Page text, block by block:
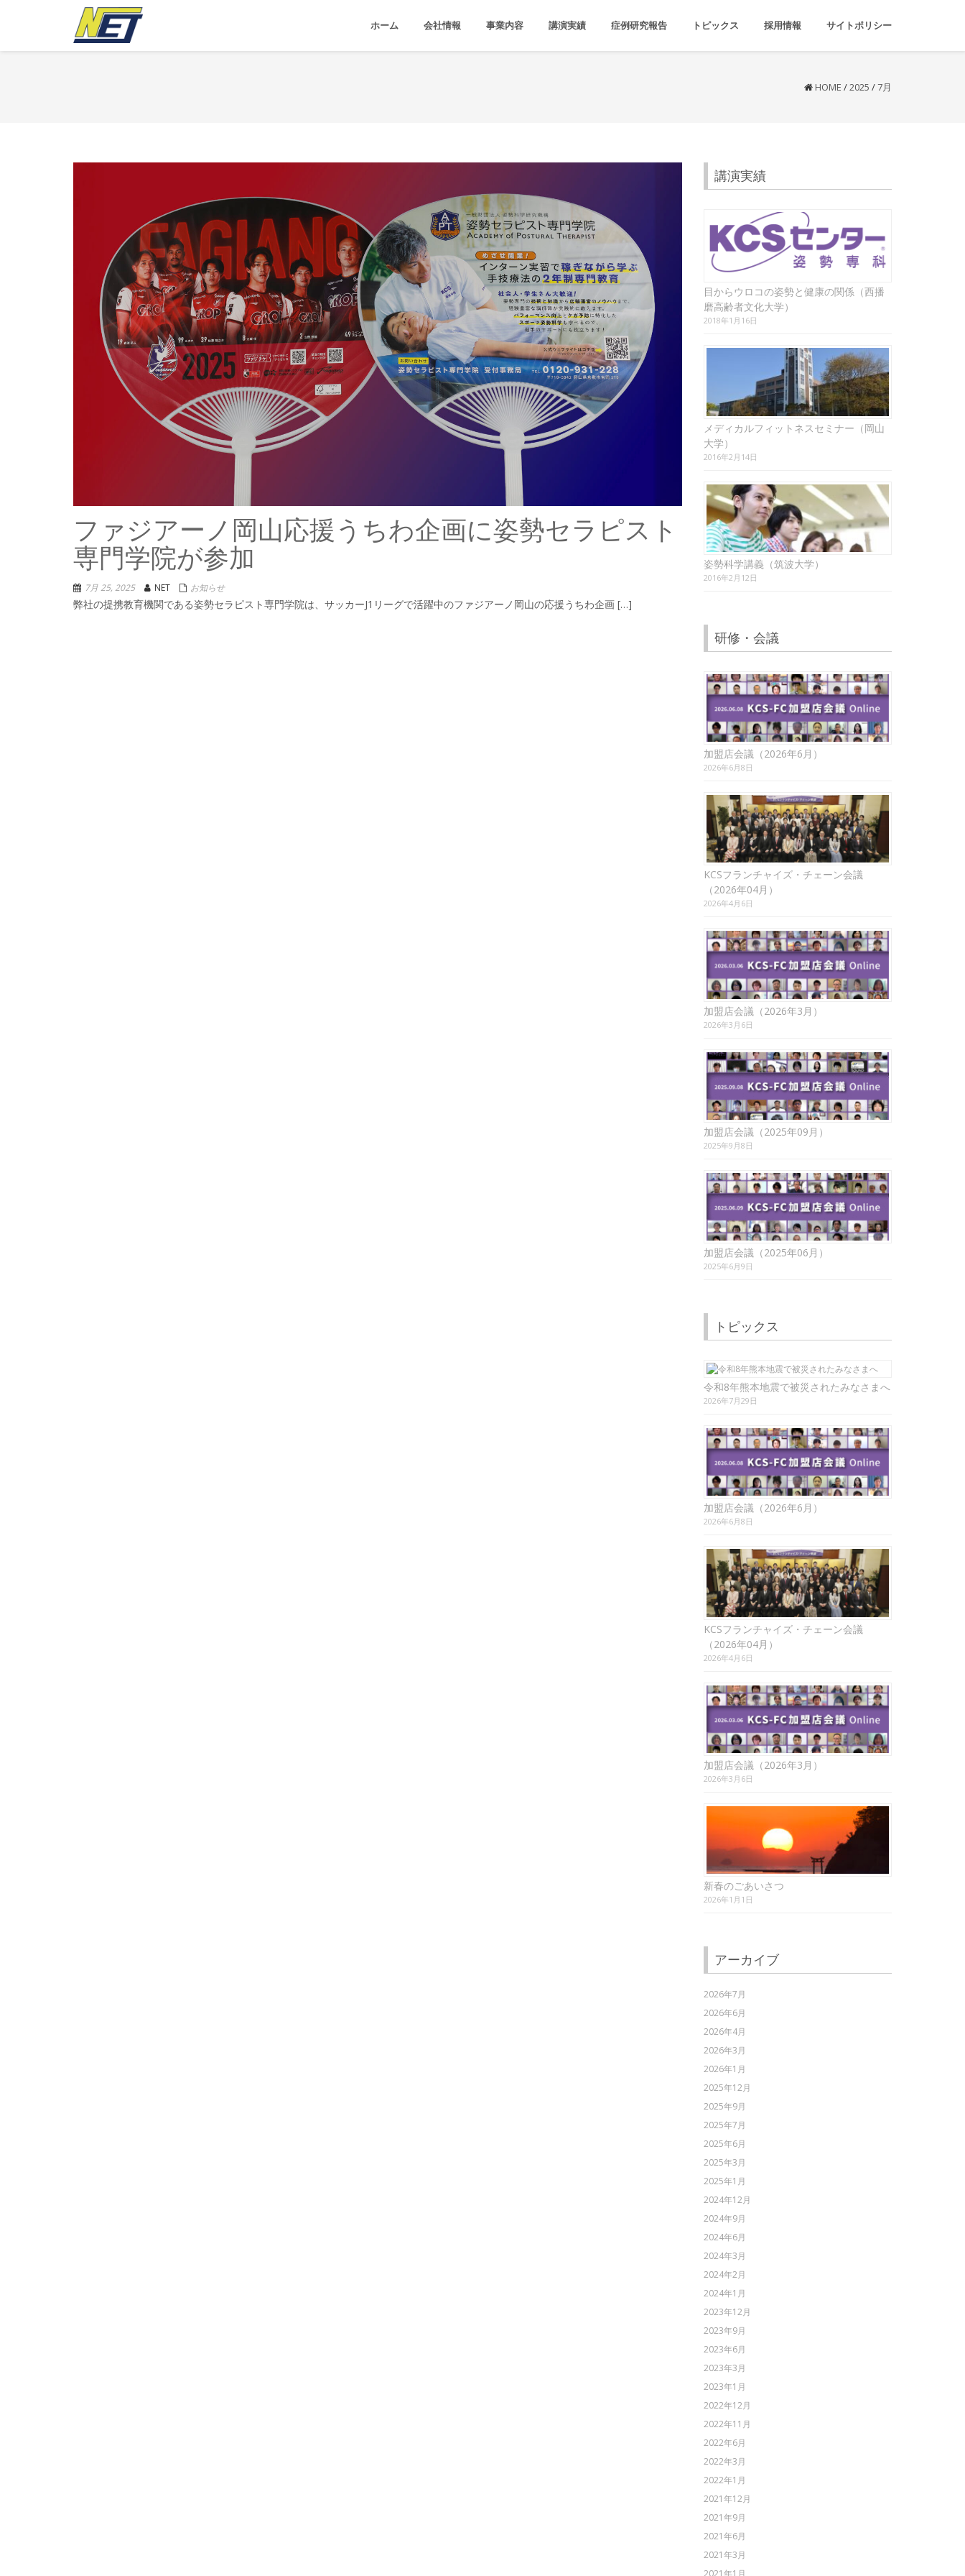
ホーム 会社情報 事業内容 講演実績 症例研究報告 トピックス 採用情報 サイトポリシー
HOME /2025 /7月
ファジアーノ岡山応援うちわ企画に姿勢セラピスト
専門学院が参加
7月 25, 2025 NET お知らせ
弊社の提携教育機関である姿勢セラピスト専門学院は、サッカーJ1リーグで活躍中のファジアーノ岡山の応援うちわ企画 […]
講演実績
目からウロコの姿勢と健康の関係（西播
磨高齢者文化大学）
2018年1月16日
メディカルフィットネスセミナー（岡山
大学）
2016年2月14日
姿勢科学講義（筑波大学）
2016年2月12日
研修・会議
加盟店会議（2026年6月）
2026年6月8日
KCSフランチャイズ・チェーン会議
（2026年04月）
2026年4月6日
加盟店会議（2026年3月）
2026年3月6日
加盟店会議（2025年09月）
2025年9月8日
加盟店会議（2025年06月）
2025年6月9日
トピックス
令和8年熊本地震で被災されたみなさまへ
2026年7月29日
加盟店会議（2026年6月）
2026年6月8日
KCSフランチャイズ・チェーン会議
（2026年04月）
2026年4月6日
加盟店会議（2026年3月）
2026年3月6日
新春のごあいさつ
2026年1月1日
アーカイブ
2026年7月
2026年6月
2026年4月
2026年3月
2026年1月
2025年12月
2025年9月
2025年7月
2025年6月
2025年3月
2025年1月
2024年12月
2024年9月
2024年6月
2024年3月
2024年2月
2024年1月
2023年12月
2023年9月
2023年6月
2023年3月
2023年1月
2022年12月
2022年11月
2022年6月
2022年3月
2022年1月
2021年12月
2021年9月
2021年6月
2021年3月
2021年1月